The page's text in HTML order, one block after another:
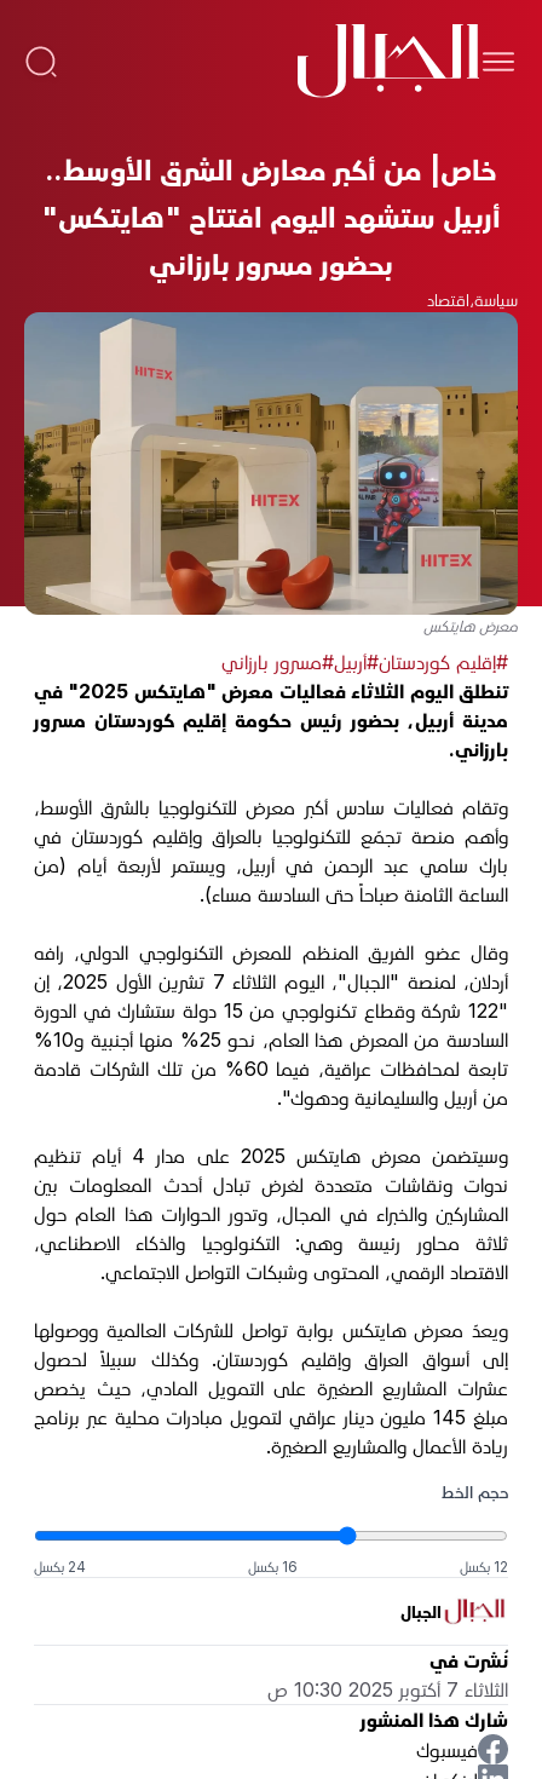
خاص| من أكبر معارض الشرق الأوسط..
أربيل ستشهد اليوم افتتاح "هايتكس"
بحضور مسرور بارزاني
سياسة،اقتصاد
معرض هايتكس
#إقليم كوردستان#أربيل#مسرور بارزاني
تنطلق اليوم الثلاثاء فعاليات معرض "هايتكس 2025" في
مدينة أربيل، بحضور رئيس حكومة إقليم كوردستان مسرور
بارزاني.
وتقام فعاليات سادس أكبر معرض للتكنولوجيا بالشرق الأوسط،
وأهم منصة تجمّع للتكنولوجيا بالعراق وإقليم كوردستان في
بارك سامي عبد الرحمن في أربيل، ويستمر لأربعة أيام (من
الساعة الثامنة صباحاً حتى السادسة مساء).
وقال عضو الفريق المنظم للمعرض التكنولوجي الدولي، رافه
أردلان، لمنصة "الجبال"، اليوم الثلاثاء 7 تشرين الأول 2025، إن
"122 شركة وقطاع تكنولوجي من 15 دولة ستشارك في الدورة
السادسة من المعرض هذا العام، نحو 25% منها أجنبية و10%
تابعة لمحافظات عراقية، فيما 60% من تلك الشركات قادمة
من أربيل والسليمانية ودهوك".
وسيتضمن معرض هايتكس 2025 على مدار 4 أيام تنظيم
ندوات ونقاشات متعددة لغرض تبادل أحدث المعلومات بين
المشاركين والخبراء في المجال، وتدور الحوارات هذا العام حول
ثلاثة محاور رئيسة وهي: التكنولوجيا والذكاء الاصطناعي،
الاقتصاد الرقمي، المحتوى وشبكات التواصل الاجتماعي.
ويعدّ معرض هايتكس بوابة تواصل للشركات العالمية ووصولها
إلى أسواق العراق وإقليم كوردستان. وكذلك سبيلاً لحصول
عشرات المشاريع الصغيرة على التمويل المادي، حيث يخصص
مبلغ 145 مليون دينار عراقي لتمويل مبادرات محلية عبر برنامج
ريادة الأعمال والمشاريع الصغيرة.
حجم الخط
12 بكسل 16 بكسل 24 بكسل
الجبال
نُشرت في
الثلاثاء 7 أكتوبر 2025 10:30 ص
شارك هذا المنشور
فيسبوك